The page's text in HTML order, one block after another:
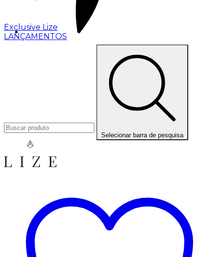
Exclusive Lize
LANÇAMENTOS
Selecionar barra de pesquisa